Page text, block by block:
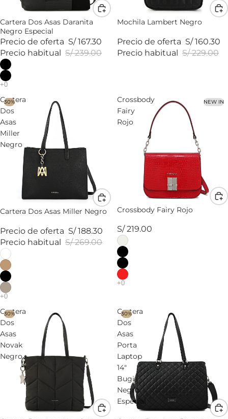
Cartera Dos Asas Daranita
Negro Especial
Precio de oferta S/ 167.30
Precio habitual S/ 239.00
Mochila Lambert Negro
Precio de oferta S/ 160.30
Precio habitual S/ 229.00
Cartera
Dos
Asas
Miller
Negro
30%
Cartera Dos Asas Miller Negro
Precio de oferta S/ 188.30
Precio habitual S/ 269.00
Crossbody
Fairy
Rojo
NEW IN
Crossbody Fairy Rojo
S/ 219.00
Cartera
Dos
Asas
Novak
Negro
30%
Cartera
Dos
Asas
Porta
Laptop
14"
Bugi
Negro
Especial
30%